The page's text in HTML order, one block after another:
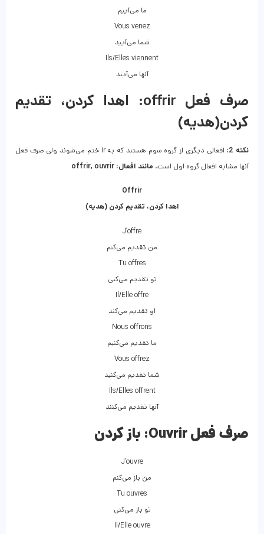
ما می‌آییم
Vous venez
شما می‌آیید
Ils/Elles viennent
آنها می‌آیند
صرف فعل offrir: اهدا کردن، تقدیم
کردن(هدیه)
نکته 2:
افعالی دیگری از گروه سوم هستند که به ir ختم می‌شوند ولی صرف فعل
آنها مشابه افعال گروه اول است. مانند افعال: offrir, ouvrir
Offrir
اهدا کردن، تقدیم کردن (هدیه)
J’offre
من تقدیم می‌کنم
Tu offres
تو تقدیم می‌کنی
Il/Elle offre
او تقدیم می‌کند
Nous offrons
ما تقدیم می‌کنیم
Vous offrez
شما تقدیم می‌کنید
Ils/Elles offrent
آنها تقدیم می‌کنند
صرف فعل Ouvrir: باز کردن
J’ouvre
من باز می‌کنم
Tu ouvres
تو باز می‌کنی
Il/Elle ouvre